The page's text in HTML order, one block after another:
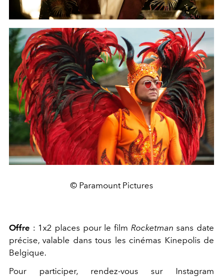
© Paramount Pictures
Offre : 1x2 places pour le film Rocketman sans date
précise, valable dans tous les cinémas Kinepolis de
Belgique.
Pour participer, rendez-vous sur Instagram